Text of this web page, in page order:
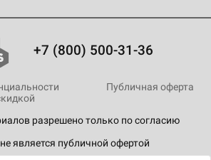
+7 (800) 500-31-36
разрешено только по согласию
является публичной офертой
Публичная оферта